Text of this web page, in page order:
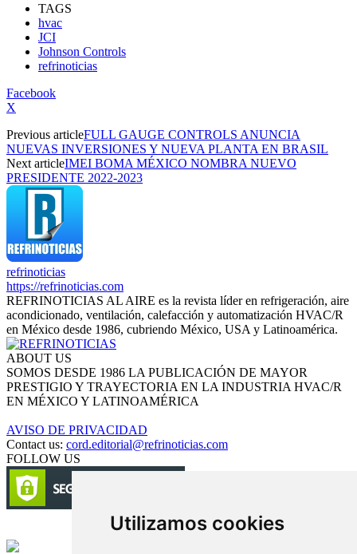
Utilizamos cookies
TAGS
hvac
JCI
Johnson Controls
refrinoticias
Facebook
X
Previous articleFULL GAUGE CONTROLS ANUNCIA
NUEVAS INVERSIONES Y NUEVA PLANTA EN BRASIL
Next articleIMEI BOMA MÉXICO NOMBRA NUEVO
PRESIDENTE 2022-2023
refrinoticias
https://refrinoticias.com
REFRINOTICIAS AL AIRE es la revista líder en refrigeración, aire
acondicionado, ventilación, calefacción y automatización HVAC/R
en México desde 1986, cubriendo México, USA y Latinoamérica.
ABOUT US
SOMOS DESDE 1986 LA PUBLICACIÓN DE MAYOR
PRESTIGIO Y TRAYECTORIA EN LA INDUSTRIA HVAC/R
EN MÉXICO Y LATINOAMÉRICA
AVISO DE PRIVACIDAD
Contact us: cord.editorial@refrinoticias.com
FOLLOW US
Circulación certificada